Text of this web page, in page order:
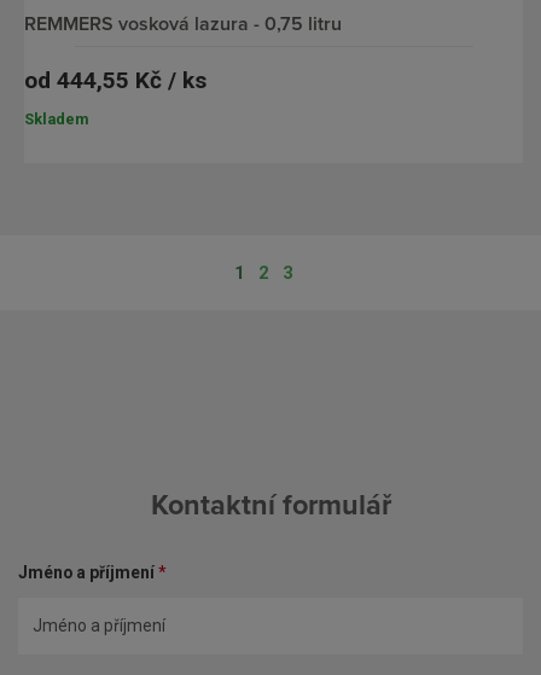
REMMERS vosková lazura - 0,75 litru
od 444,55 Kč / ks
Skladem
1 2 3
Kontaktní formulář
Jméno a příjmení*